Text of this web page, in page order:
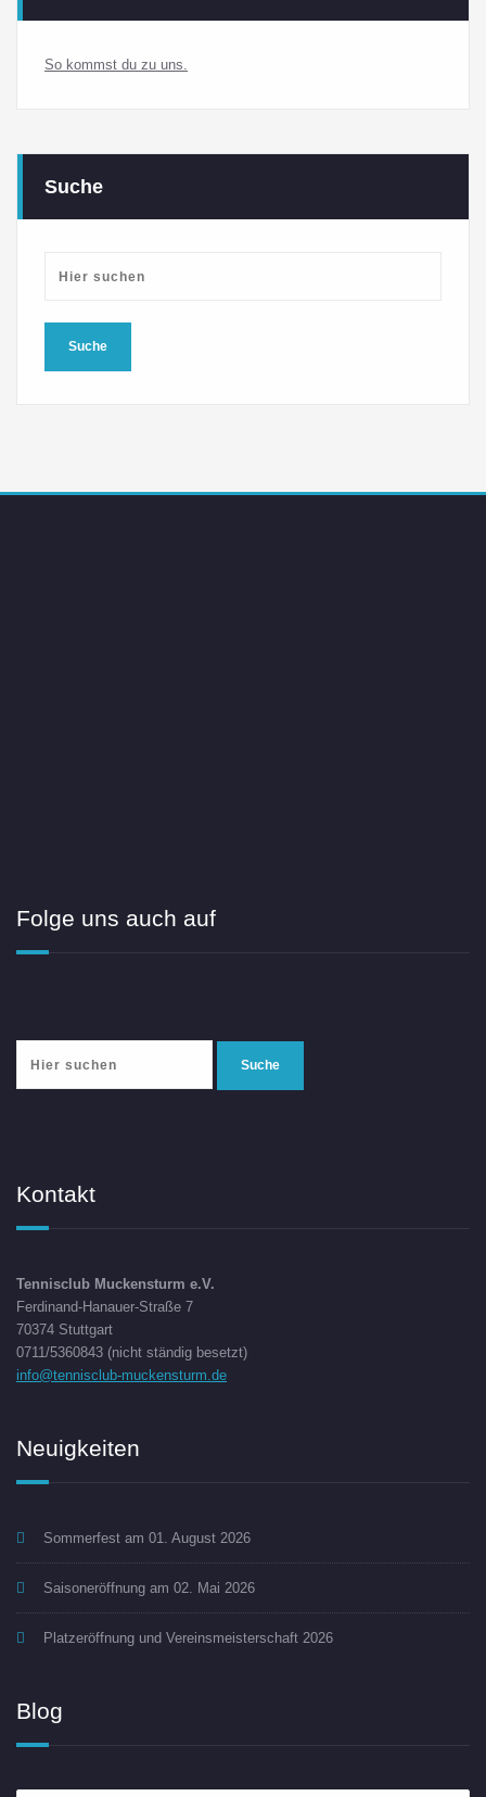
So kommst du zu uns.
Suche
Folge uns auch auf
Kontakt
Tennisclub Muckensturm e.V.
Ferdinand-Hanauer-Straße 7
70374 Stuttgart
0711/5360843 (nicht ständig besetzt)
info@tennisclub-muckensturm.de
Neuigkeiten
Sommerfest am 01. August 2026
Saisoneröffnung am 02. Mai 2026
Platzeröffnung und Vereinsmeisterschaft 2026
Blog